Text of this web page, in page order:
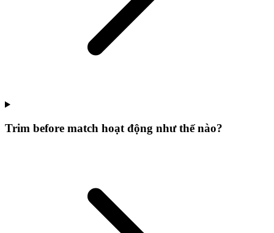
Trim before match hoạt động như thế nào?